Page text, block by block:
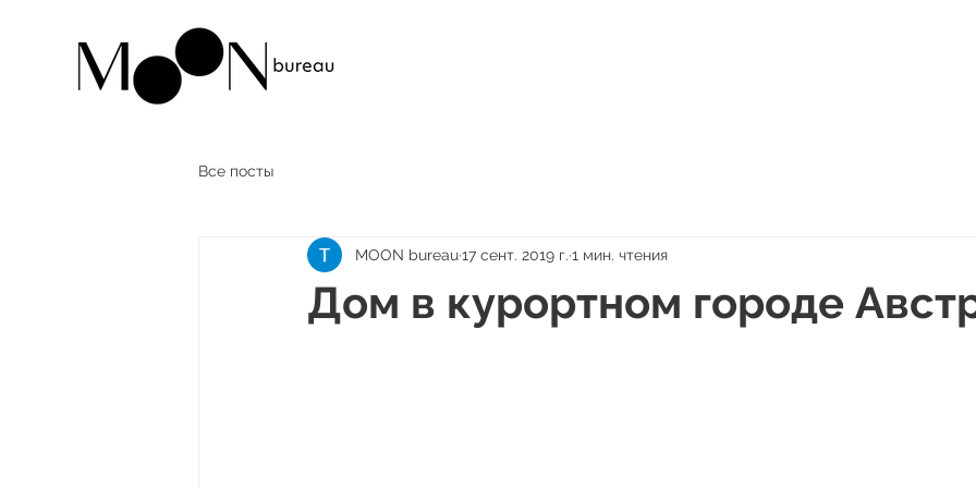
Все посты
Дом в курортном городе
MOON bureau17 сент. 2019 г. 1 мин. чтения